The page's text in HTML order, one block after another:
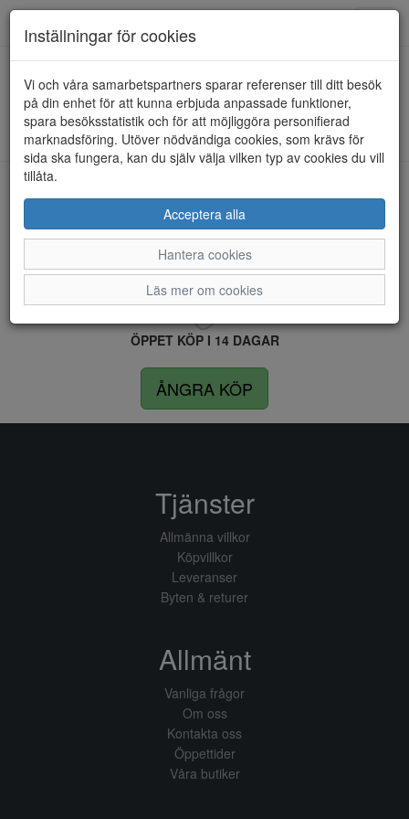
HEM RIEKER
Kunde inte hitta några artiklar...
LEVERANS INOM 4 DAGAR INOM SVERIGE
FRI FRAKT VID KÖP ÖVER 1.500 KR
ÖPPET KÖP I 14 DAGAR
ÅNGRA KÖP
Inställningar för cookies
Vi och våra samarbetspartners sparar referenser till ditt besök
på din enhet för att kunna erbjuda anpassade funktioner,
spara besöksstatistik och för att möjliggöra personifierad
marknadsföring. Utöver nödvändiga cookies, som krävs för
sida ska fungera, kan du själv välja vilken typ av cookies du vill
tillåta.
Acceptera alla
Hantera cookies
Läs mer om cookies
Tjänster
Allmänna villkor
Köpvillkor
Leveranser
Byten & returer
Allmänt
Vanliga frågor
Om oss
Kontakta oss
Öppettider
Våra butiker